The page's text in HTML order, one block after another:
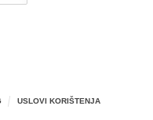
USLOVI KORIŠTENJA